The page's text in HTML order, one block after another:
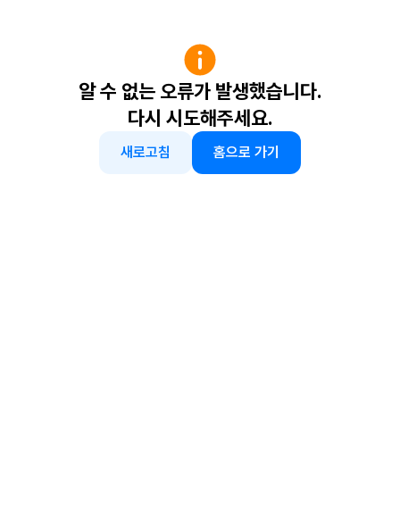
알 수 없는 오류가 발생했습니다.
다시 시도해주세요.
새로고침 홈으로 가기